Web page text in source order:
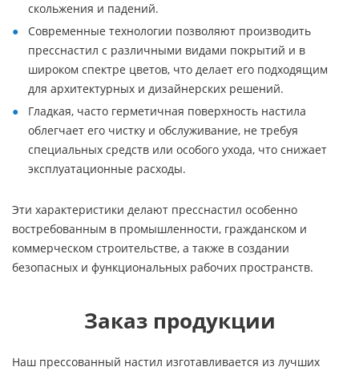
скольжения и падений.
Современные технологии позволяют производить
пресснастил с различными видами покрытий и в
широком спектре цветов, что делает его подходящим
для архитектурных и дизайнерских решений.
Гладкая, часто герметичная поверхность настила
облегчает его чистку и обслуживание, не требуя
специальных средств или особого ухода, что снижает
эксплуатационные расходы.
Эти характеристики делают пресснастил особенно
востребованным в промышленности, гражданском и
коммерческом строительстве, а также в создании
безопасных и функциональных рабочих пространств.
Заказ продукции
Наш прессованный настил изготавливается из лучших